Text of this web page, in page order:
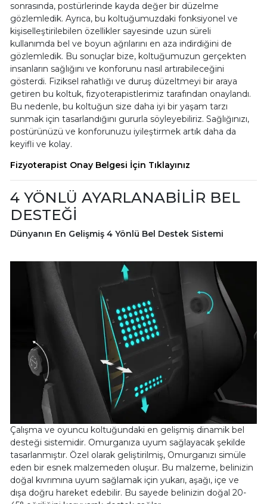
sonrasında, postürlerinde kayda değer bir düzelme
gözlemledik. Ayrıca, bu koltuğumuzdaki fonksiyonel ve
kişiselleştirilebilen özellikler sayesinde uzun süreli
kullanımda bel ve boyun ağrılarını en aza indirdiğini de
gözlemledik. Bu sonuçlar bize, koltuğumuzun gerçekten
insanların sağlığını ve konforunu nasıl artırabileceğini
gösterdi. Fiziksel rahatlığı ve duruş düzeltmeyi bir araya
getiren bu koltuk, fizyoterapistlerimiz tarafından onaylandı.
Bu nedenle, bu koltuğun size daha iyi bir yaşam tarzı
sunmak için tasarlandığını gururla söyleyebiliriz. Sağlığınızı,
postürünüzü ve konforunuzu iyileştirmek artık daha da
keyifli ve kolay.
Fizyoterapist Onay Belgesi İçin Tıklayınız
4 YÖNLÜ AYARLANABİLİR BEL
DESTEĞİ
Dünyanın En Gelişmiş 4 Yönlü Bel Destek Sistemi
Çalışma ve oyuncu koltuğundaki en gelişmiş dinamik bel
desteği sistemidir. Omurganıza uyum sağlayacak şekilde
tasarlanmıştır. Özel olarak geliştirilmiş, Omurganızı simüle
eden bir esnek malzemeden oluşur. Bu malzeme, belinizin
doğal kıvrımına uyum sağlamak için yukarı, aşağı, içe ve
dışa doğru hareket edebilir. Bu sayede belinizin doğal 20-